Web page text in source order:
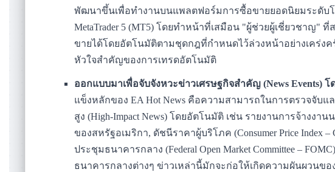
พัฒนาขึ้นเพื่อทำงานบนแพลตฟอร์มการซื้อขายยอดนิยมระดับโล
MetaTrader 5 (MT5) โดยทำหน้าที่เสมือน "ผู้ช่วยผู้เชี่ยวชาญ"
ขายได้โดยอัตโนมัติตามชุดกฎที่กำหนดไว้ล่วงหน้าอย่างเคร่ง
หัวใจสำคัญของการเทรดอัตโนมัติ
ออกแบบมาเพื่อจับจังหวะข่าวเศรษฐกิจสำคัญ (News Events) โ
แข็งหลักของ EA Hot News คือความสามารถในการตรวจจับ
สูง (High-Impact News) โดยอัตโนมัติ เช่น รายงานการจ้างงาน
ของสหรัฐอเมริกา, ดัชนีราคาผู้บริโภค (Consumer Price Index
ประชุมธนาคารกลาง (Federal Open Market Committee –
ธนาคารกลางต่างๆ ข่าวเหล่านี้มักจะก่อให้เกิดความผันผวนขอ